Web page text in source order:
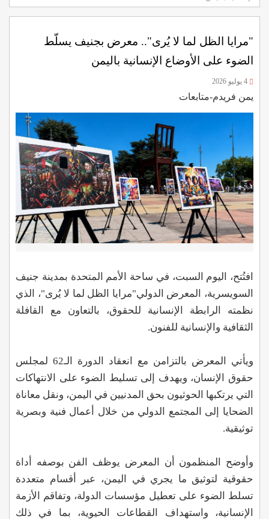
"مرايا الظل لما لا يُرى".. معرض بجنيف يسلّط
الضوء على الأوضاع الإنسانية باليمن
يمن فريدم-متابعات
افتُتح، اليوم السبت، في ساحة الأمم المتحدة بمدينة جنيف
السويسرية، المعرض الدولي"مرايا الظل لما لا يُرى"، الذي
نظمته الرابطة الإنسانية للحقوق، بالتعاون مع القافلة
الثقافية والإنسانية للفنون.
ويأتي المعرض بالتزامن مع انعقاد الدورة الـ62 لمجلس
حقوق الإنسان، ويهدف إلى تسليط الضوء على الانتهاكات
التي يرتكبها الحوثيون بحق المدنيين في اليمن، ونقل معاناة
الضحايا إلى المجتمع الدولي من خلال أعمال فنية وبصرية
توثيقية.
وأوضح المنظمون أن المعرض يوظف الفن بوصفه أداة
حقوقية لتوثيق ما يجري في اليمن، عبر أقسام متعددة
تسلط الضوء على تعطيل مؤسسات الدولة، وتفاقم الأزمة
الإنسانية، واستهداف القطاعات الحيوية، بما في ذلك